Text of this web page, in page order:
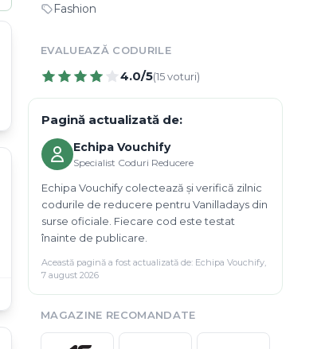
Fashion
EVALUEAZĂ CODURILE
4.0/5(15voturi)
Pagină actualizată de:
Echipa Vouchify
Specialist Coduri Reducere
Echipa Vouchify colectează și verifică zilnic
codurile de reducere pentru Vanilladays din
surse oficiale. Fiecare cod este testat
înainte de publicare.
Această pagină a fost actualizată de: Echipa Vouchify,
7 august 2026
MAGAZINE RECOMANDATE